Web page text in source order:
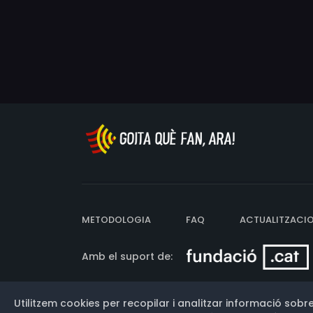
METODOLOGIA FAQ
Amb el suport de:
Utilitzem cookies per recopilar i analitzar informació